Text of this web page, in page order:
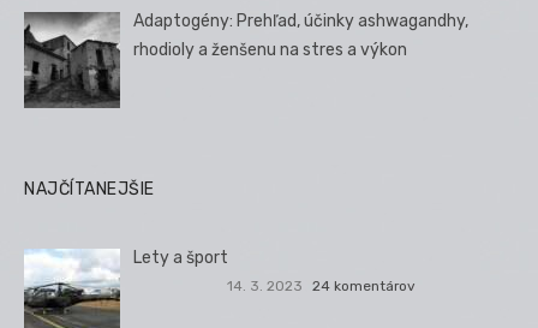
Adaptogény: Prehľad, účinky ashwagandhy,
rhodioly a ženšenu na stres a výkon
NAJČÍTANEJŠIE
Lety a šport
14. 3. 2023 24 komentárov